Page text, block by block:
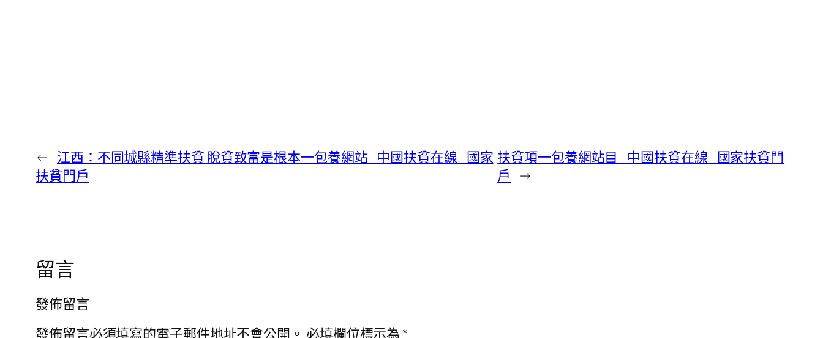
← 江西：不同城縣精準扶貧 脫貧致富是根本一包養網站_中國扶貧在線_國家
扶貧門戶
扶貧項一包養網站目_中國扶貧在線_國家扶貧門
戶
→
留言
發佈留言
發佈留言必須填寫的電子郵件地址不會公開。 必填欄位標示為*